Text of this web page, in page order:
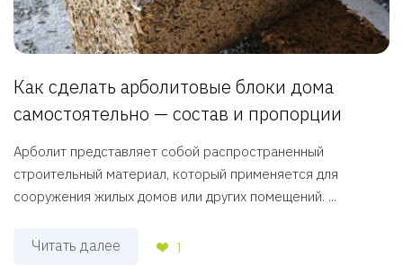
Как сделать арболитовые блоки дома
самостоятельно — состав и пропорции
Арболит представляет собой распространенный
строительный материал, который применяется для
сооружения жилых домов или других помещений. ...
Читать далее 1